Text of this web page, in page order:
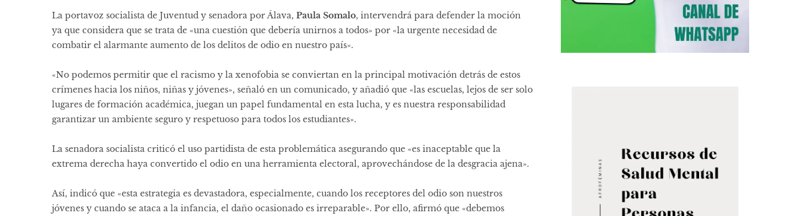
La portavoz socialista de Juventud y senadora por Álava, Paula Somalo, intervendrá para defender la moción
ya que considera que se trata de «una cuestión que debería unirnos a todos» por «la urgente necesidad de
combatir el alarmante aumento de los delitos de odio en nuestro país».
«No podemos permitir que el racismo y la xenofobia se conviertan en la principal motivación detrás de estos
crímenes hacia los niños, niñas y jóvenes», señaló en un comunicado, y añadió que «las escuelas, lejos de ser solo
lugares de formación académica, juegan un papel fundamental en esta lucha, y es nuestra responsabilidad
garantizar un ambiente seguro y respetuoso para todos los estudiantes».
La senadora socialista criticó el uso partidista de esta problemática asegurando que «es inaceptable que la
extrema derecha haya convertido el odio en una herramienta electoral, aprovechándose de la desgracia ajena».
Así, indicó que «esta estrategia es devastadora, especialmente, cuando los receptores del odio son nuestros
jóvenes y cuando se ataca a la infancia, el daño ocasionado es irreparable». Por ello, afirmó que «debemos